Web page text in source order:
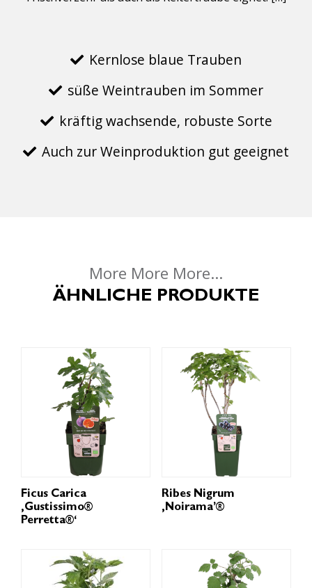
Kernlose blaue Trauben
süße Weintrauben im Sommer
kräftig wachsende, robuste Sorte
Auch zur Weinproduktion gut geeignet
More More More...
ÄHNLICHE PRODUKTE
Ficus Carica
‚Gustissimo®
Perretta®‘
Ribes Nigrum
‚Noirama’®